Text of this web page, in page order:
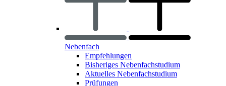
Nebenfach
Empfehlungen
Bisheriges Nebenfachstudium
Aktuelles Nebenfachstudium
Prüfungen